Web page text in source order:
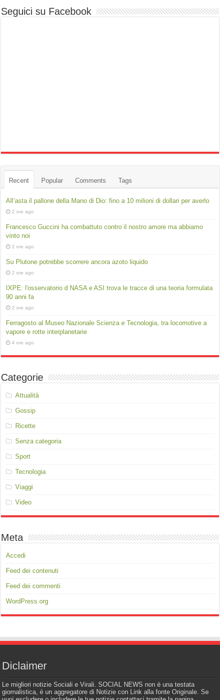
Seguici su Facebook
Recent Popular Comments Tags
All’asta il pallone della Mano di Dio: fino a 10 milioni di dollari per averlo
2 ore ago
Francesco Guccini ha combattuto contro il nostro amore ma abbiamo
vinto noi
2 ore ago
Su Plutone potrebbe scorrere ancora azoto liquido
2 ore ago
IXPE: l'osservatorio d NASA e ASI trova le tracce di una teoria formulata
90 anni fa
2 ore ago
Ferragosto al Museo Nazionale Scienza e Tecnologia, tra locomotive a
vapore e rotte interplanetarie
4 ore ago
Categorie
Attualità
Gossip
Ricette
Senza categoria
Sport
Tecnologia
Viaggi
Video
Meta
Accedi
Feed dei contenuti
Feed dei commenti
WordPress.org
Diclaimer
Le migliori notizie Sociali e Virali. SOCIAL NEWS non è una testata
giornalistica, è un aggregatore di Notizie con Link alla fonte Originale. Se